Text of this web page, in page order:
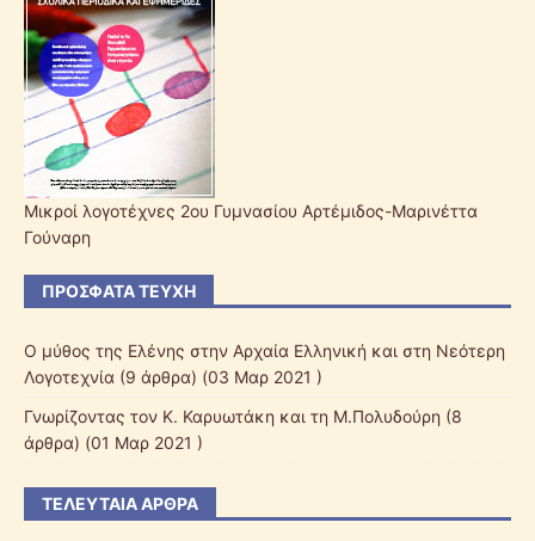
Μικροί λογοτέχνες 2ου Γυμνασίου Αρτέμιδος-Μαρινέττα
Γούναρη
ΠΡΌΣΦΑΤΑ ΤΕΎΧΗ
Ο μύθος της Ελένης στην Αρχαία Ελληνική και στη Νεότερη
Λογοτεχνία (9 άρθρα) (03 Μαρ 2021 )
Γνωρίζοντας τον Κ. Καρυωτάκη και τη Μ.Πολυδούρη (8
άρθρα) (01 Μαρ 2021 )
ΤΕΛΕΥΤΑΊΑ ΆΡΘΡΑ